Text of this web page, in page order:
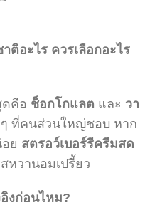
ติอะไร ควรเลือกอะไร
ดคือ ช็อกโกแลต และ วา
ๆ ที่คนส่วนใหญ่ชอบ หาก
ย สตรอว์เบอร์รีครีมสด
หวานอมเปรี้ยว
งก่อนไหม?